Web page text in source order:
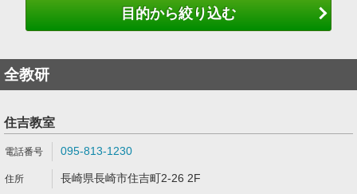
目的から絞り込む
全教研
住吉教室
095-813-1230
長崎県長崎市住吉町2-26 2F